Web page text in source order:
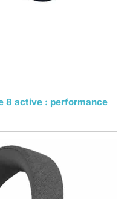
8 active : performance